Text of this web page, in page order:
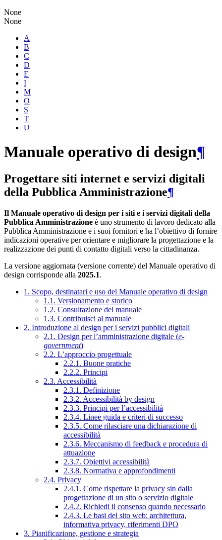
None
None
A
B
C
D
E
I
M
O
S
T
U
Manuale operativo di design¶
Progettare siti internet e servizi digitali
della Pubblica Amministrazione¶
Il Manuale operativo di design per i siti e i servizi digitali della
Pubblica Amministrazione è uno strumento di lavoro dedicato alla
Pubblica Amministrazione e i suoi fornitori e ha l’obiettivo di fornire
indicazioni operative per orientare e migliorare la progettazione e la
realizzazione dei punti di contatto digitali verso la cittadinanza.
La versione aggiornata (versione corrente) del Manuale operativo di
design corrisponde alla 2025.1.
1. Scopo, destinatari e uso del Manuale operativo di design
1.1. Versionamento e storico
1.2. Consultazione del manuale
1.3. Contribuisci al manuale
2. Introduzione al design per i servizi pubblici digitali
2.1. Design per l’amministrazione digitale (e-
government)
2.2. L’approccio progettuale
2.2.1. Buone pratiche
2.2.2. Principi
2.3. Accessibilità
2.3.1. Definizione
2.3.2. Accessibilità by design
2.3.3. Principi per l’accessibilità
2.3.4. Linee guida e criteri di successo
2.3.5. Come rilasciare una dichiarazione di
accessibilità
2.3.6. Meccanismo di feedback e procedura di
attuazione
2.3.7. Obiettivi accessibilità
2.3.8. Normativa e approfondimenti
2.4. Privacy
2.4.1. Come rispettare la privacy sin dalla
progettazione di un sito o servizio digitale
2.4.2. Richiedi il consenso quando necessario
2.4.3. Le basi del sito web: architettura,
informativa privacy, riferimenti DPO
3. Pianificazione, gestione e strategia